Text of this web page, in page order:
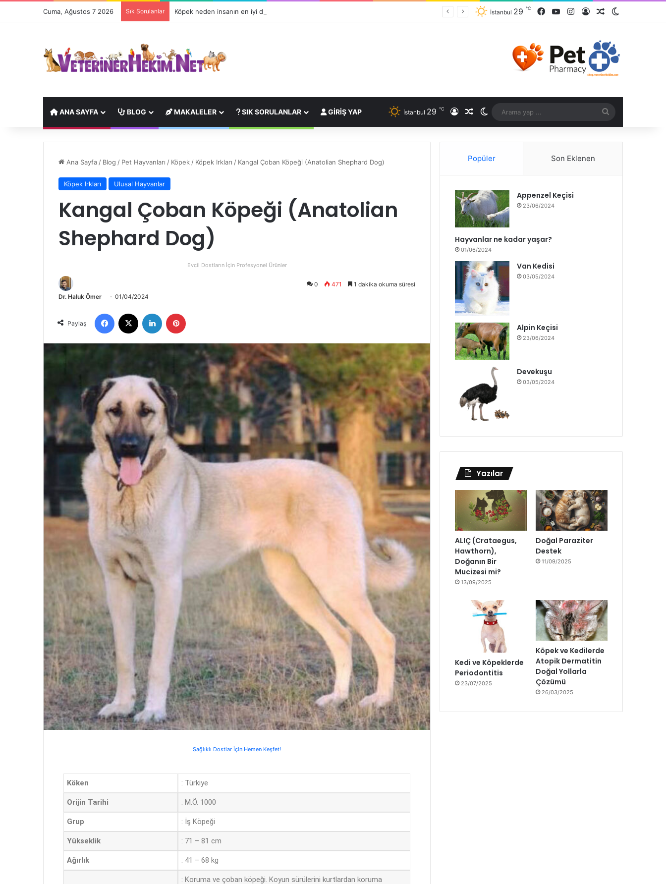
Cuma, Ağustos 7 2026 Sık Sorulanlar Köpek neden insanın en iyi dostudur? İstanbul 29 ℃
ANA SAYFA BLOG MAKALELER SIK SORULANLAR GIRIŞ YAP İstanbul 29 ℃
Ana Sayfa/ Blog / Pet Hayvanları / Köpek/ Köpek Irkları / Kangal Çoban Köpeği (Anatolian Shephard Dog)
Köpek Irkları Ulusal Hayvanlar
Kangal Çoban Köpeği (Anatolian
Shephard Dog)
Evcil Dostların İçin Profesyonel Ürünler
Dr. Haluk Ömer 01/04/2024
0 471 1 dakika okuma süresi
Paylaş
Sağlıklı Dostlar İçin Hemen Keşfet!
Köken : Türkiye
Orijin Tarihi : M.Ö. 1000
Grup : İş Köpeği
Yükseklik : 71 – 81 cm
Ağırlık : 41 – 68 kg
: Koruma ve çoban köpeği. Koyun sürülerini kurtlardan koruma
Popüler Son Eklenen
Appenzel Keçisi
23/06/2024
Hayvanlar ne kadar yaşar?
01/06/2024
Van Kedisi
03/05/2024
Alpin Keçisi
23/06/2024
Devekuşu
03/05/2024
Yazılar
ALIÇ (Crataegus,
Hawthorn),
Doğanın Bir
Mucizesi mi?
13/09/2025
Doğal Paraziter
Destek
11/09/2025
Kedi ve Köpeklerde
Periodontitis
23/07/2025
Köpek ve Kedilerde
Atopik Dermatitin
Doğal Yollarla
Çözümü
26/03/2025